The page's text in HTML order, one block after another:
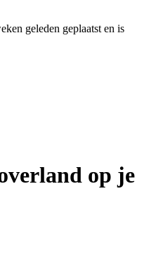
geleden geplaatst en is
op je